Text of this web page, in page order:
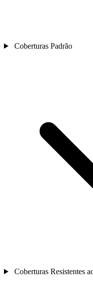
Coberturas Padrão
Coberturas Resistentes